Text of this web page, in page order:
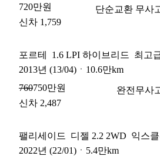
720만원
단순교환 무사
신차 1,759
포르테 1.6 LPI 하이브리드
최고
2013년 (13/04) ㆍ 10.6만km
760750만원 완전무사
신차 2,487
팰리세이드 디젤 2.2 2WD 익스클루시브 7인승+
2022년 (22/01) ㆍ 5.4만km